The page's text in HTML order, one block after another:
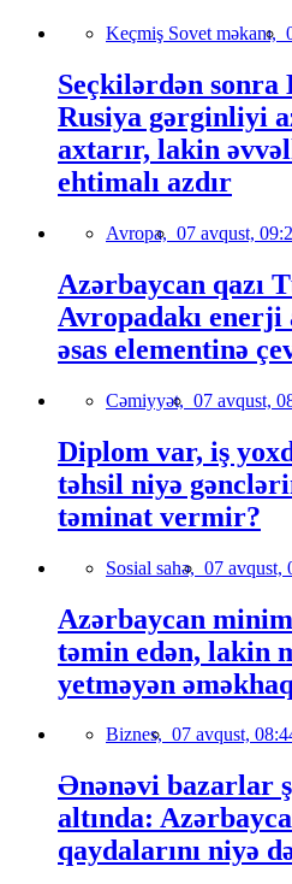
Keçmiş Sovet məkanı,
Seçkilərdən sonra
Rusiya gərginliyi
axtarır, lakin
ehtimalı azdır
Avropa, 07 avqust,
Azərbaycan qazı
Avropadakı enerji
əsas elementinə
Cəmiyyət, 07 avqust,
Diplom var, iş
təhsil niyə
təminat vermir?
Sosial sahə, 07 avqust,
Azərbaycan
təmin edən, lakin
yetməyən
Biznes, 07 avqust,
Ənənəvi bazarlar
altında:
qaydalarını niyə